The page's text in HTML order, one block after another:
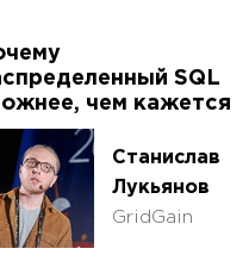
SQL
чем кажется
Станислав
Лукьянов
GridGain